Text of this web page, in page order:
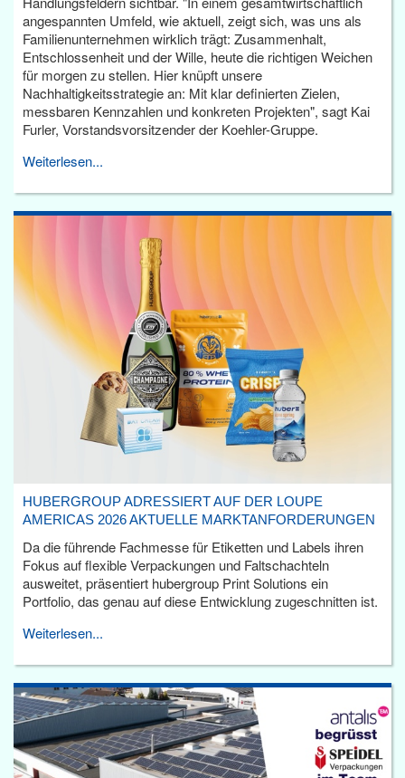
angespannten Umfeld, wie aktuell, zeigt sich, was uns als
Familienunternehmen wirklich trägt: Zusammenhalt,
Entschlossenheit und der Wille, heute die richtigen Weichen
für morgen zu stellen. Hier knüpft unsere
Nachhaltigkeitsstrategie an: Mit klar definierten Zielen,
messbaren Kennzahlen und konkreten Projekten", sagt Kai
Furler, Vorstandsvorsitzender der Koehler-Gruppe.
Weiterlesen...
HUBERGROUP ADRESSIERT AUF DER LOUPE
AMERICAS 2026 AKTUELLE MARKTANFORDERUNGEN
Da die führende Fachmesse für Etiketten und Labels ihren
Fokus auf flexible Verpackungen und Faltschachteln
ausweitet, präsentiert hubergroup Print Solutions ein
Portfolio, das genau auf diese Entwicklung zugeschnitten ist.
Weiterlesen...